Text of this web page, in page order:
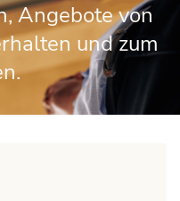
Angebote von
und zum